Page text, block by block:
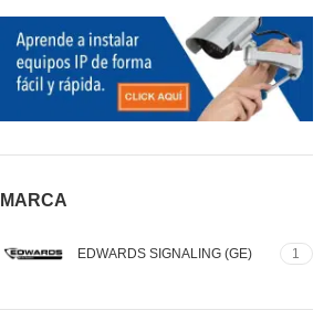
MARCA
EDWARDS SIGNALING (GE) 1